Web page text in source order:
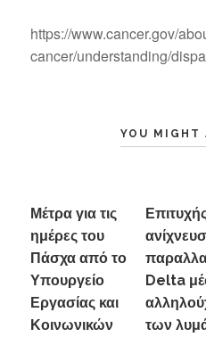
https://www.cancer.gov/
cancer/understanding/
YOU MIGHT
Μέτρα για τις
ημέρες του
Πάσχα από το
Υπουργείο
Εργασίας και
Κοινωνικών
Delta
των